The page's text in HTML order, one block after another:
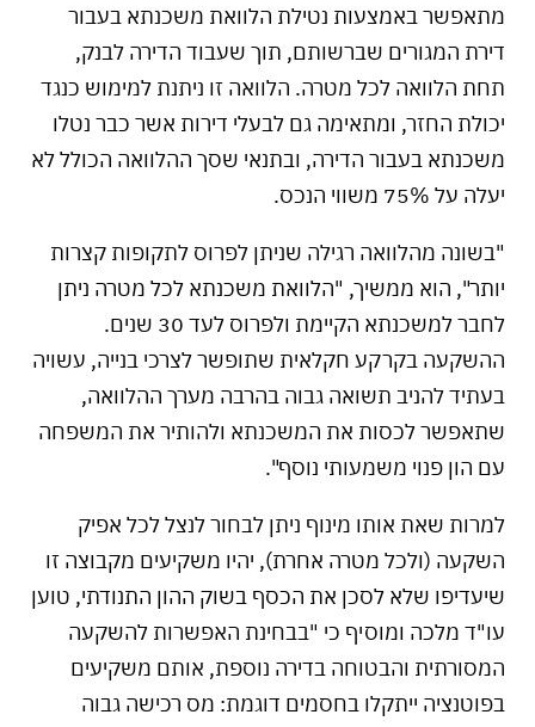
מתאפשר באמצעות נטילת הלוואת משכנתא בעבור
דירת המגורים שברשותם, תוך שעבוד הדירה לבנק,
תחת הלוואה לכל מטרה. הלוואה זו ניתנת למימוש כנגד
יכולת החזר, ומתאימה גם לבעלי דירות אשר כבר נטלו
משכנתא בעבור הדירה, ובתנאי שסך ההלוואה הכולל לא
יעלה על 75% משווי הנכס.
"בשונה מהלוואה רגילה שניתן לפרוס לתקופות קצרות
יותר", הוא ממשיך, "הלוואת משכנתא לכל מטרה ניתן
לחבר למשכנתא הקיימת ולפרוס לעד 30 שנים.
ההשקעה בקרקע חקלאית שתופשר לצרכי בנייה, עשויה
בעתיד להניב תשואה גבוה בהרבה מערך ההלוואה,
שתאפשר לכסות את המשכנתא ולהותיר את המשפחה
עם הון פנוי משמעותי נוסף".
למרות שאת אותו מינוף ניתן לבחור לנצל לכל אפיק
השקעה (ולכל מטרה אחרת), יהיו משקיעים מקבוצה זו
שיעדיפו שלא לסכן את הכסף בשוק ההון התנודתי, טוען
עו"ד מלכה ומוסיף כי "בבחינת האפשרות להשקעה
המסורתית והבטוחה בדירה נוספת, אותם משקיעים
בפוטנציה ייתקלו בחסמים דוגמת: מס רכישה גבוה